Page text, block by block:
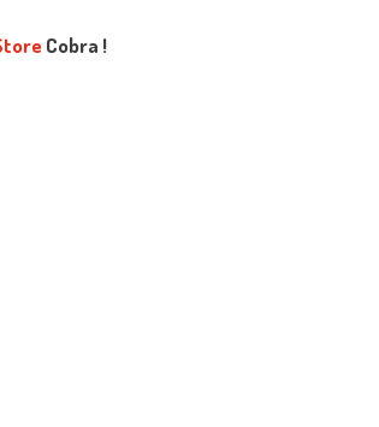
Cobra !